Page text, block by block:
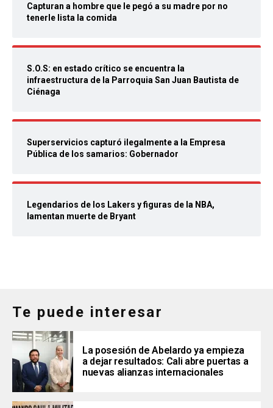
Capturan a hombre que le pegó a su madre por no
tenerle lista la comida
S.O.S: en estado crítico se encuentra la
infraestructura de la Parroquia San Juan Bautista de
Ciénaga
Superservicios capturó ilegalmente a la Empresa
Pública de los samarios: Gobernador
Legendarios de los Lakers y figuras de la NBA,
lamentan muerte de Bryant
Te puede interesar
La posesión de Abelardo ya empieza
a dejar resultados: Cali abre puertas a
nuevas alianzas internacionales